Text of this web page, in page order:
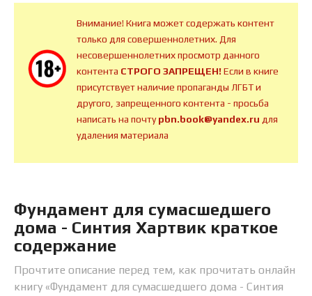
Внимание! Книга может содержать контент
только для совершеннолетних. Для
несовершеннолетних просмотр данного
контента СТРОГО ЗАПРЕЩЕН!Если в книге
присутствует наличие пропаганды ЛГБТ и
другого, запрещенного контента - просьба
написать на почтуpbn.book@yandex.ru для
удаления материала
Фундамент для сумасшедшего
дома - Синтия Хартвик краткое
содержание
Прочтите описание перед тем, как прочитать онлайн
книгу «Фундамент для сумасшедшего дома - Синтия